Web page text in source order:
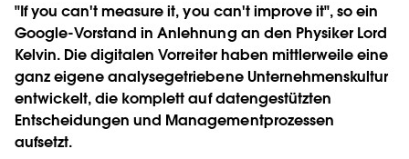
"If you can't measure it, you can't improve it", so ein
Google-Vorstand in Anlehnung an den Physiker Lord
Kelvin. Die digitalen Vorreiter haben mittlerweile eine
ganz eigene analysegetriebene Unternehmenskultur
entwickelt, die komplett auf datengestützten
Entscheidungen und Managementprozessen
aufsetzt.